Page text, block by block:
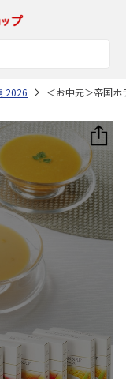
2026 ＜お中元＞帝国